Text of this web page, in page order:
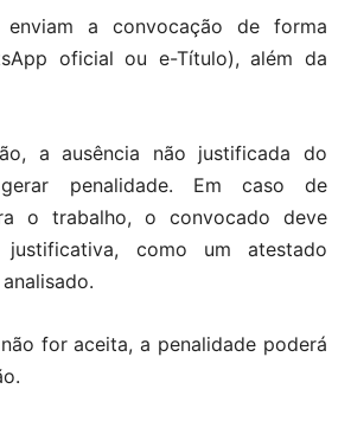
enviam a convocação de forma
oficial ou e-Título), além da
a ausência não justificada do
penalidade. Em caso de
o trabalho, o convocado deve
justificativa, como um atestado
for aceita, a penalidade poderá